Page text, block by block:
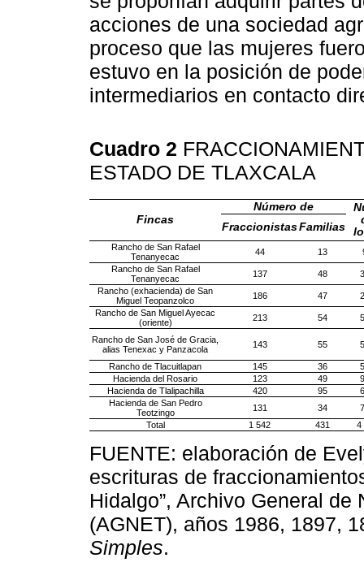
acciones de una sociedad
proceso que las mujeres
estuvo en la posición de
intermediarios en contacto
Cuadro 2
ESTADO DE TLAXCALA
Fincas
Número de
FraccionistasFamilias
Rancho de San Rafael
Tenanyecac
44 13
Rancho de San Rafael
Tenanyecac
137 48
Rancho (exhacienda) de San
Miguel Teopanzolco
186 47
Rancho de San Miguel Ayecac
(oriente)
213 54
Rancho de San José de Gracia,
alias Tenexac y Panzacola
143 55
Rancho de Tlacuitlapan 145 36
Hacienda del Rosario
123 49
Hacienda de Tlalipachilla
420 95
Hacienda de San Pedro
Teotzingo
131 34
Total
1 542 431 4
FUENTE: elaboración de
escrituras de
Hidalgo”, Archivo General
(AGNET), años 1986, 1897,
Simples.